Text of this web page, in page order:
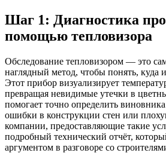
Шаг 1: Диагностика
помощью тепловизора
Обследование тепловизором — это
наглядный метод, чтобы понять, куда
Этот прибор визуализирует
превращая невидимые утечки в
помогает точно определить
ошибки в конструкции стен или
компании, предоставляющие такие
подробный технический отчёт,
аргументом в разговоре со